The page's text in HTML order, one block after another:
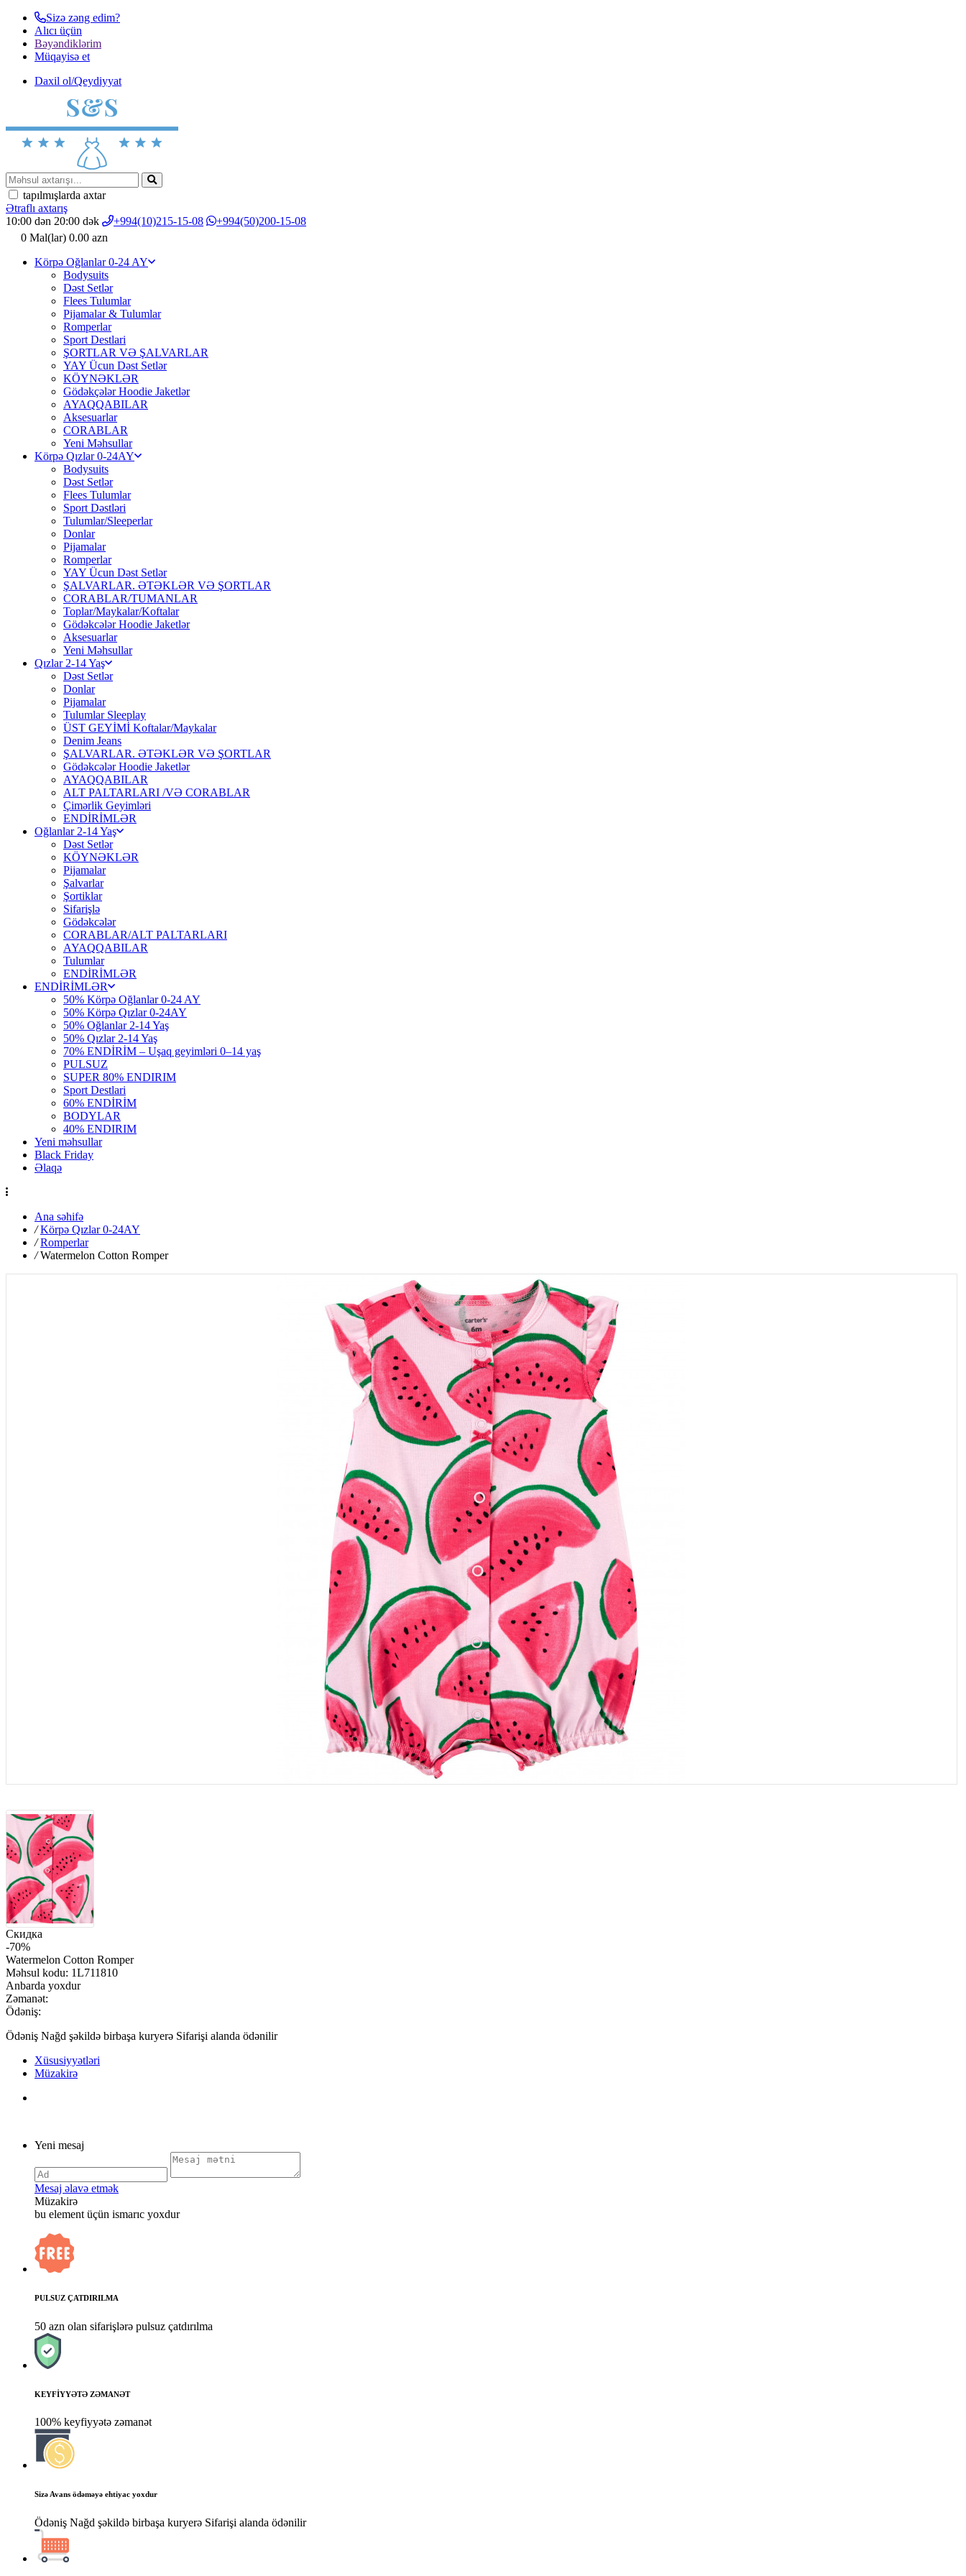
Sizə zəng edim?
Alıcı üçün
Bəyəndiklərim
Müqayisә et
Daxil ol/Qeydiyyat
tapılmışlarda axtar
Ətraflı axtarış
10:00 dən 20:00 dək
+994(10)215-15-08
+994(50)200-15-08
0 Mal(lar) 0.00 azn
Körpə Oğlanlar 0-24 AY
Bodysuits
Dəst Setlər
Flees Tulumlar
Pijamalar & Tulumlar
Romperlar
Sport Destlari
ŞORTLAR VƏ ŞALVARLAR
YAY Ücun Dəst Setlər
KÖYNƏKLƏR
Gödəkçələr Hoodie Jaketlər
AYAQQABILAR
Aksesuarlar
CORABLAR
Yeni Məhsullar
Körpə Qızlar 0-24AY
Bodysuits
Dəst Setlər
Flees Tulumlar
Sport Dəstləri
Tulumlar/Sleeperlar
Donlar
Pijamalar
Romperlar
YAY Ücun Dəst Setlər
ŞALVARLAR. ƏTƏKLƏR VƏ ŞORTLAR
CORABLAR/TUMANLAR
Toplar/Maykalar/Koftalar
Gödəkcələr Hoodie Jaketlər
Aksesuarlar
Yeni Məhsullar
Qızlar 2-14 Yaş
Dəst Setlər
Donlar
Pijamalar
Tulumlar Sleeplay
ÜST GEYİMİ Koftalar/Maykalar
Denim Jeans
ŞALVARLAR. ƏTƏKLƏR VƏ ŞORTLAR
Gödəkcələr Hoodie Jaketlər
AYAQQABILAR
ALT PALTARLARI /VƏ CORABLAR
Çimərlik Geyimləri
ENDİRİMLƏR
Oğlanlar 2-14 Yaş
Dəst Setlər
KÖYNƏKLƏR
Pijamalar
Şalvarlar
Şortiklar
Sifarişlə
Gödəkcələr
CORABLAR/ALT PALTARLARI
AYAQQABILAR
Tulumlar
ENDİRİMLƏR
ENDİRİMLƏR
50% Körpə Oğlanlar 0-24 AY
50% Körpə Qızlar 0-24AY
50% Oğlanlar 2-14 Yaş
50% Qızlar 2-14 Yaş
70% ENDİRİM – Uşaq geyimləri 0–14 yaş
PULSUZ
SUPER 80% ENDIRIM
Sport Destlari
60% ENDİRİM
BODYLAR
40% ENDIRIM
Yeni məhsullar
Black Friday
Əlaqə
Ana səhifə
/ Körpə Qızlar 0-24AY
/ Romperlar
/ Watermelon Cotton Romper
Скидка
-70%
Watermelon Cotton Romper
Məhsul kodu: 1L711810
Anbarda yoxdur
Zəmanət:
Ödəniş:
Ödəniş Nağd şəkildə birbaşa kuryerə Sifarişi alanda ödənilir
Xüsusiyyətləri
Müzakirə
Yeni mesaj
Mesaj əlavə etmək
Müzakirə
bu element üçün ismarıc yoxdur
PULSUZ ÇATDIRILMA
50 azn olan sifarişlərə pulsuz çatdırılma
KEYFİYYƏTƏ ZƏMANƏT
100% keyfiyyətə zəmanət
Sizə Avans ödəməyə ehtiyac yoxdur
Ödəniş Nağd şəkildə birbaşa kuryerə Sifarişi alanda ödənilir